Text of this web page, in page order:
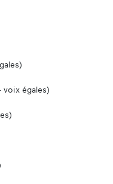
égales)